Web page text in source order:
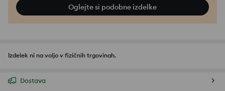
Oglejte si podobne izdelke
Izdelek ni na voljo v fizičnih trgovinah.
Dostava